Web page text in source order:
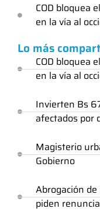
COD bloquea
en la vía al
Lo más
COD bloquea
en la vía al
Invierten Bs
afectados por
Magisterio
Gobierno
Abrogación
piden